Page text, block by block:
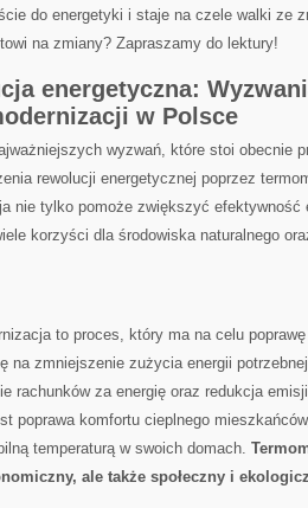
do energetyki i staje na czele walki⁢ ze
na zmiany? Zapraszamy do lektury!
energetyczna:
w Polsce
wyzwań, które stoi obecnie
rewolucji energetycznej poprzez
nie tylko pomoże zwiększyć⁣ efektywność
korzyści dla środowiska naturalnego
to proces, który ma na celu
na zmniejszenie zużycia energii⁤
rachunków za energię oraz redukcja
poprawa komfortu cieplnego
temperaturą w swoich domach.
ale także społeczny ‌i